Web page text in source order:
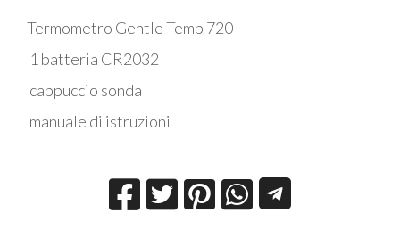
Termometro Gentle Temp 720
1 batteria CR2032
cappuccio sonda
manuale di istruzioni